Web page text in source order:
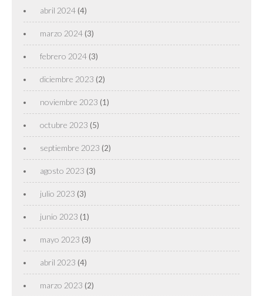
abril 2024 (4)
marzo 2024 (3)
febrero 2024 (3)
diciembre 2023 (2)
noviembre 2023 (1)
octubre 2023 (5)
septiembre 2023 (2)
agosto 2023 (3)
julio 2023 (3)
junio 2023 (1)
mayo 2023 (3)
abril 2023 (4)
marzo 2023 (2)